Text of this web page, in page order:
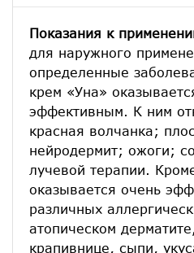
Показания к
для наружного
определенные
крем «Уна»
эффективным. К ним
красная волчанка;
нейродермит; ожоги;
лучевой терапии.
оказывается очень
различных
атопическом
крапивнице, сыпи,